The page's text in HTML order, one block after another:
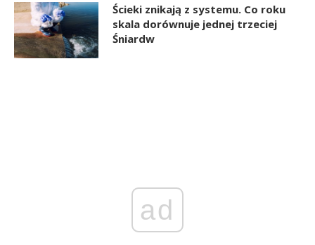
Ścieki znikają z systemu. Co roku
skala dorównuje jednej trzeciej
Śniardw
ad